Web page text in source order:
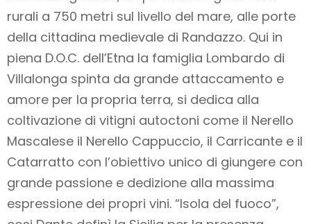
rurali a 750 metri sul livello del mare, alle porte
della cittadina medievale di Randazzo. Qui in
piena D.O.C. dell’Etna la famiglia Lombardo di
Villalonga spinta da grande attaccamento e
amore per la propria terra, si dedica alla
coltivazione di vitigni autoctoni come il Nerello
Mascalese il Nerello Cappuccio, il Carricante e il
Catarratto con l’obiettivo unico di giungere con
grande passione e dedizione alla massima
espressione dei propri vini. “Isola del fuoco”,